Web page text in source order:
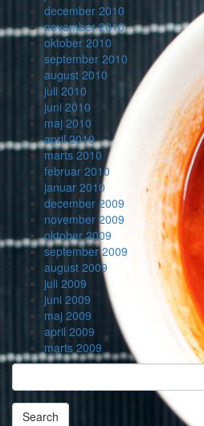
december 2010
november 2010
oktober 2010
september 2010
august 2010
juli 2010
juni 2010
maj 2010
april 2010
marts 2010
februar 2010
januar 2010
december 2009
november 2009
oktober 2009
september 2009
august 2009
juli 2009
juni 2009
maj 2009
april 2009
marts 2009
Search